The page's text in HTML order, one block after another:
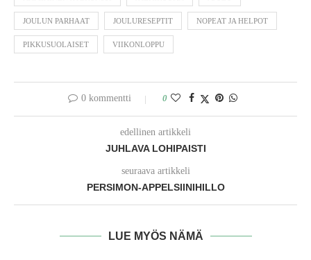
JOULUN PARHAAT JOULURESEPTIT NOPEAT JA HELPOT
PIKKUSUOLAISET VIIKONLOPPU
0 kommentti 0
edellinen artikkeli
JUHLAVA LOHIPAISTI
seuraava artikkeli
PERSIMON-APPELSIINIHILLO
LUE MYÖS NÄMÄ